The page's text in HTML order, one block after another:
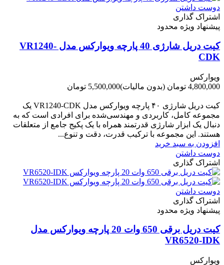
دوست داشتن
اشتراک گذاری
پیشنهاد ویژه محدود
کیت دریل شارژی 40 پارچه ویوارکس مدل VR1240-
CDK
ویوارکس
4,800,000 تومان
(بدون مالیات)5,500,000 تومان
کیت دریل شارژی ۴۰ پارچه ویوارکس مدل VR1240‑CDK یک
مجموعه کامل، کاربردی و مهندسی‌شده برای افرادی است که به
دنبال یک ابزار شارژی قدرتمند همراه با یک پکیج جامع از متعلقات
هستند. این مجموعه با ترکیب قدرت، دقت و تنوع...
افزودن به سبد خرید
دوست داشتن
اشتراک گذاری
دوست داشتن
اشتراک گذاری
پیشنهاد ویژه محدود
کیت دریل برقی 650 وات 20 پارچه ویوارکس مدل
VR6520-IDK
ویوارکس